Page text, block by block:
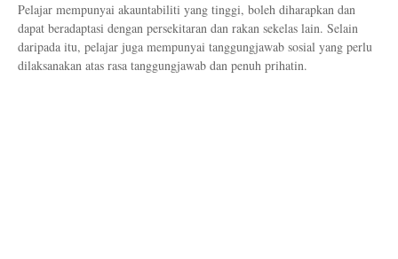
Pelajar mempunyai akauntabiliti yang tinggi, boleh diharapkan dan
dapat beradaptasi dengan persekitaran dan rakan sekelas lain. Selain
daripada itu, pelajar juga mempunyai tanggungjawab sosial yang perlu
dilaksanakan atas rasa tanggungjawab dan penuh prihatin.